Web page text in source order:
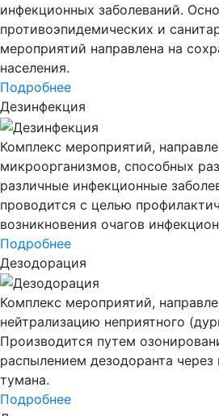
инфекционных заболеваний.
противоэпидемических и
мероприятий направлена на
населения.
Подробнее
Дезинфекция
Комплекс мероприятий,
микроорганизмов, способных
различные инфекционные
проводится с целью
возникновения очагов
Подробнее
Дезодорация
Комплекс мероприятий,
нейтрализацию неприятного
Производится путем
распылением дезодоранта через
тумана.
Подробнее